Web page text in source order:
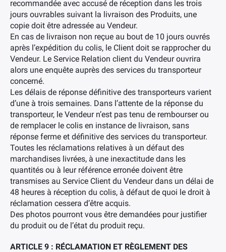
recommandée avec accusé de réception dans les trois
jours ouvrables suivant la livraison des Produits, une
copie doit être adressée au Vendeur.
En cas de livraison non reçue au bout de 10 jours ouvrés
après l’expédition du colis, le Client doit se rapprocher du
Vendeur. Le Service Relation client du Vendeur ouvrira
alors une enquête auprès des services du transporteur
concerné.
Les délais de réponse définitive des transporteurs varient
d’une à trois semaines. Dans l’attente de la réponse du
transporteur, le Vendeur n’est pas tenu de rembourser ou
de remplacer le colis en instance de livraison, sans
réponse ferme et définitive des services du transporteur.
Toutes les réclamations relatives à un défaut des
marchandises livrées, à une inexactitude dans les
quantités ou à leur référence erronée doivent être
transmises au Service Client du Vendeur dans un délai de
48 heures à réception du colis, à défaut de quoi le droit à
réclamation cessera d’être acquis.
Des photos pourront vous être demandées pour justifier
du produit ou de l’état du produit reçu.
ARTICLE 9 : RÉCLAMATION ET RÈGLEMENT DES